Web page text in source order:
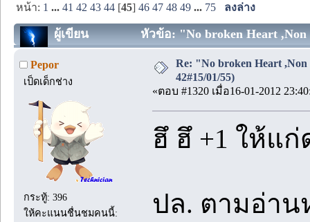
หน้า: 1 ...41 42 43 44 [45]46 47 48 49 ... 75 ลงล่าง
ผู้เขียน หัวข้อ: "No broken Heart ,Non
Pepor
เป็ดเด็กช่าง
กระทู้: 396
ให้คะแนนชื่นชมคนนี้:
Re: "No broken Heart
42#15/01/55)
«ตอบ #1320 เมื่อ16-01-2012
ฮึ ฮึ +1 ให้แ
ปล. ตามอ่าน